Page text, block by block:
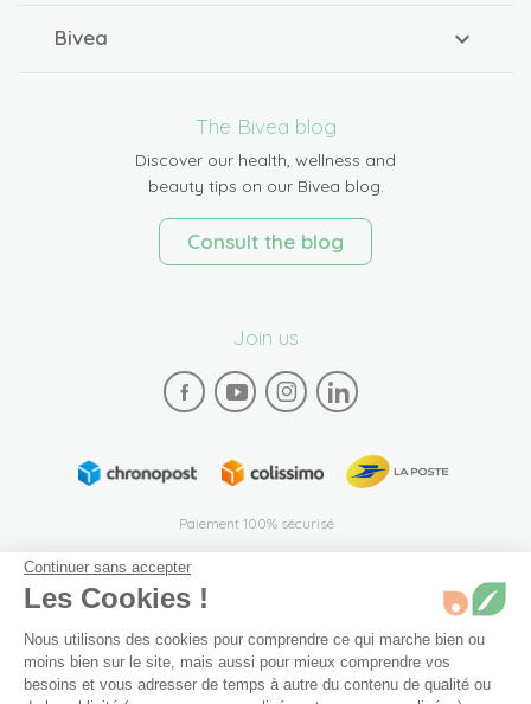
Bivea
The Bivea blog
Discover our health, wellness and
beauty tips on our Bivea blog.
Consult the blog
Join us
Paiement 100% sécurisé
Plan du site Mentions légales Conditions générales de vente
Continuer sans accepter
Les Cookies !
Nous utilisons des cookies pour comprendre ce qui marche bien ou
moins bien sur le site, mais aussi pour mieux comprendre vos
besoins et vous adresser de temps à autre du contenu de qualité ou